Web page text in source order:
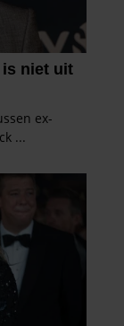
services. U
website blijft